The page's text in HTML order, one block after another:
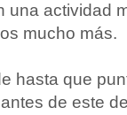
una actividad
mucho más.
hasta que
de este